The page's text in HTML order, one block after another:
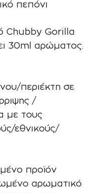
πεπόνι
Chubby Gorilla
30ml αρώματος.
περιέκτη σε
/
με τους
εθνικούς/
προϊόν
αρωματικό